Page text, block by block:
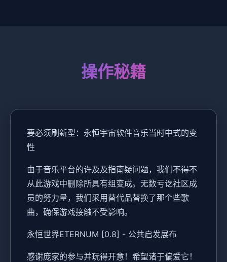
操作秘籍
要必须刷新型：永恒宇宙软件音乐当时中式的变
性
由于音乐平台的许及及指南疑问题，我们不得不
从此游戏中删除所具有组变成。无数亏讫社区成
员的努力量，我们采用替代品替换了那个些歌
曲，确保游戏接触不受影响。
永恒世界ETERNUM [0.8] - 公共启发展布
感谢庞家的参与并玩得开意！希望诸于偏爱它！